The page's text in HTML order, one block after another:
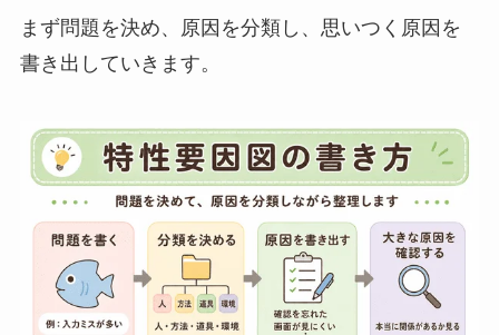
まず問題を決め、原因を分類し、思いつく原因を
書き出していきます。